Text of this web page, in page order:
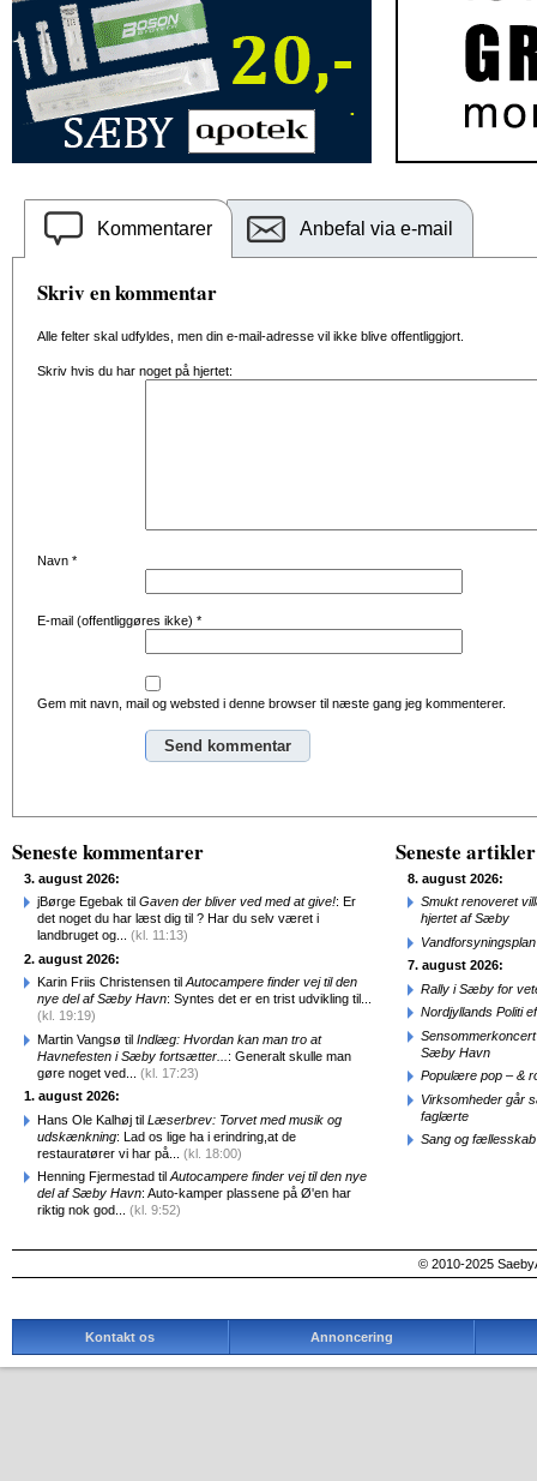
Kommentarer Anbefal via e-mail
Skriv en kommentar
Alle felter skal udfyldes, men din e-mail-adresse vil ikke blive offentliggjort.
Skriv hvis du har noget på hjertet:
Navn *
E-mail (offentliggøres ikke) *
Gem mit navn, mail og websted i denne browser til næste gang jeg kommenterer.
Seneste kommentarer
3. august 2026:
jBørge Egebak til Gaven der bliver ved med at give!: Er
det noget du har læst dig til ? Har du selv været i
landbruget og... (kl. 11:13)
2. august 2026:
Karin Friis Christensen til Autocampere finder vej til den
nye del af Sæby Havn: Syntes det er en trist udvikling til...
(kl. 19:19)
Martin Vangsø til Indlæg: Hvordan kan man tro at
Havnefesten i Sæby fortsætter... : Generalt skulle man
gøre noget ved... (kl. 17:23)
1. august 2026:
Hans Ole Kalhøj til Læserbrev: Torvet med musik og
udskænkning: Lad os lige ha i erindring,at de
restauratører vi har på... (kl. 18:00)
Henning Fjermestad til Autocampere finder vej til den nye
del af Sæby Havn: Auto-kamper plassene på Ø'en har
riktig nok god... (kl. 9:52)
Seneste artikler
8. august 2026:
Smukt renoveret
hjertet af Sæby
7. august 2026:
Rally i Sæby for
Nordjyllands Politi
Sæby Havn
Populære pop – &
Virksomheder går
faglærte
Sang og
© 2010-2025
Kontakt os Annoncering